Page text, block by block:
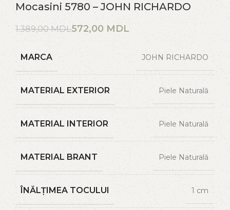
Mocasini 5780 – JOHN RICHARDO
1.389,00MDL572,00 MDL
MARCA JOHN RICHARDO
MATERIAL EXTERIOR Piele Naturală
MATERIAL INTERIOR Piele Naturală
MATERIAL BRANT Piele Naturală
ÎNĂLȚIMEA TOCULUI 1 cm